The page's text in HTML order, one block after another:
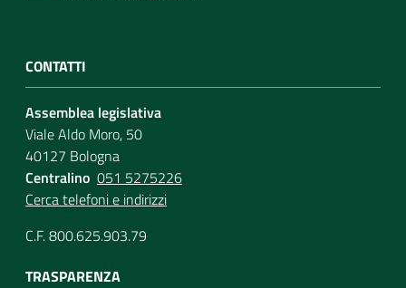
CONTATTI
Assemblea legislativa
Viale Aldo Moro, 50
40127 Bologna
Centralino 051 5275226
Cerca telefoni e indirizzi
C.F. 800.625.903.79
TRASPARENZA